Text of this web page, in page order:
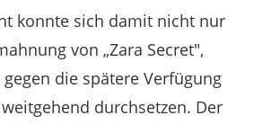
konnte sich damit nicht nur
von „Zara Secret",
die spätere Verfügung
durchsetzen. Der